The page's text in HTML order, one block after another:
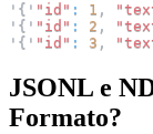
' { ' "id" : 1 ,
' { ' "id" : 2 ,
' { ' "id" : 3 ,
JSONL e
Formato?